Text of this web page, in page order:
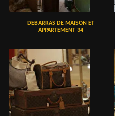
DEBARRAS DE MAISON ET
APPARTEMENT 34